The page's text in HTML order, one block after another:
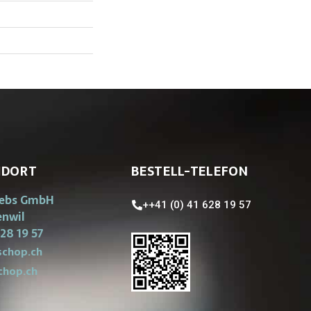
GmbH
19 57
BESTELL-TELEFON
++41 (0) 41 628 19 57